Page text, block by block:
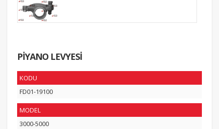
PİYANO LEVYESİ
KODU
FD01-19100
MODEL
3000-5000